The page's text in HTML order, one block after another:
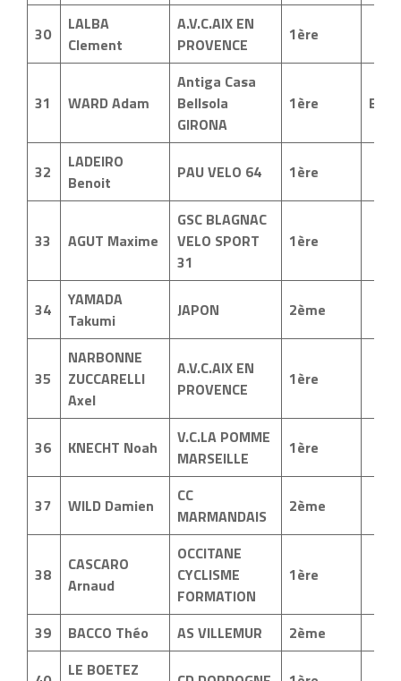
30
LALBA
Clement
A.V.C.AIX EN
PROVENCE
1ère
31 WARD Adam
Antiga Casa
Bellsola
GIRONA
1ère ESP
32
LADEIRO
Benoit
PAU VELO 64 1ère
33 AGUT Maxime
GSC BLAGNAC
VELO SPORT
31
1ère
34
YAMADA
Takumi
JAPON 2ème
35
NARBONNE
ZUCCARELLI
Axel
A.V.C.AIX EN
PROVENCE
1ère
36 KNECHT Noah
V.C.LA POMME
MARSEILLE
1ère
37 WILD Damien
CC
MARMANDAIS
2ème
38
CASCARO
Arnaud
OCCITANE
CYCLISME
FORMATION
1ère
39 BACCO Théo AS VILLEMUR 2ème
LE BOETEZ